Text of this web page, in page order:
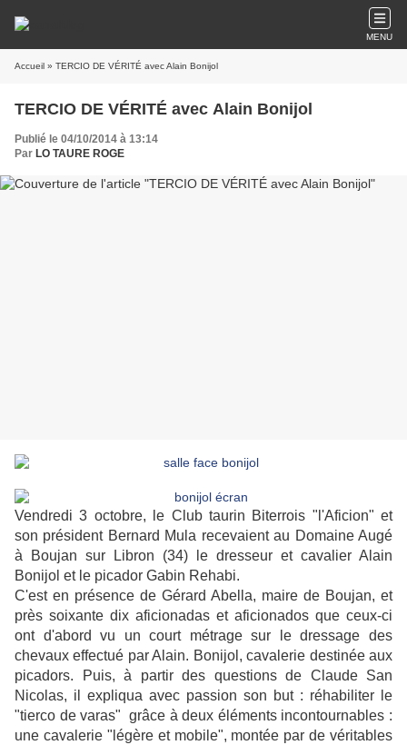
MENU
Accueil » TERCIO DE VÉRITÉ avec Alain Bonijol
TERCIO DE VÉRITÉ avec Alain Bonijol
Publié le 04/10/2014 à 13:14
Par LO TAURE ROGE
Vendredi 3 octobre, le Club taurin Biterrois "l'Aficion" et
son président Bernard Mula recevaient au Domaine Augé
à Boujan sur Libron (34) le dresseur et cavalier Alain
Bonijol et le picador Gabin Rehabi.
C'est en présence de Gérard Abella, maire de Boujan, et
près soixante dix aficionadas et aficionados que ceux-ci
ont d'abord vu un court métrage sur le dressage des
chevaux effectué par Alain. Bonijol, cavalerie destinée aux
picadors. Puis, à partir des questions de Claude San
Nicolas, il expliqua avec passion son but : réhabiliter le
"tierco de varas" grâce à deux éléments incontournables :
une cavalerie "légère et mobile", montée par de véritables